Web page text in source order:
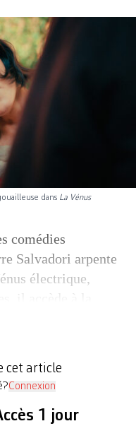
dans La Vénus
comédies
Salvadori ­arpente
électrique,
[…]
cet article
Connexion
1 jour